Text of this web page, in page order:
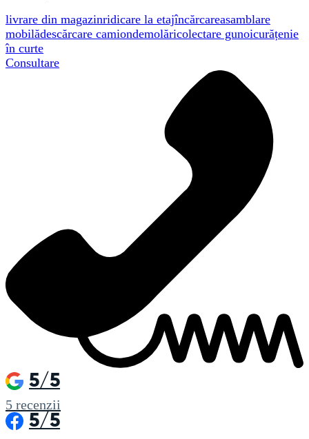
livrare din magazinridicare la etajîncărcareasamblare
mobilădescărcare camiondemolăricolectare gunoicurățenie
în curte
Consultare
5/5
5 recenzii
5/5